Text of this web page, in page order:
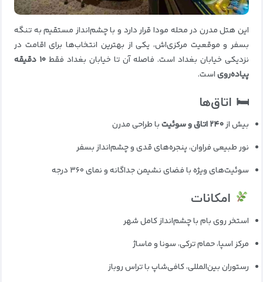
این هتل مدرن در محله مودا قرار دارد و با چشم‌انداز مستقیم به تنگه
بسفر و موقعیت مرکزی‌اش، یکی از بهترین انتخاب‌ها برای اقامت در
نزدیکی خیابان بغداد است. فاصله آن تا خیابان بغداد فقط
۱۰ دقیقه
پیاده‌رویاست.
🛏 اتاق‌ها
بیش از۲۴۰ اتاق و سوئیت
با طراحی مدرن
نور طبیعی فراوان، پنجره‌های قدی و چشم‌انداز بسفر
سوئیت‌های ویژه با فضای نشیمن جداگانه و نمای ۳۶۰ درجه
امکانات
استخر روی بام با چشم‌انداز کامل شهر
مرکز اسپا، حمام ترکی، سونا و ماساژ
رستوران بین‌المللی، کافی‌شاپ با تراس روباز